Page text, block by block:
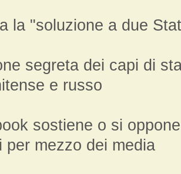
la "soluzione a due
segreta dei capi di
e russo
sostiene o si
per mezzo dei media